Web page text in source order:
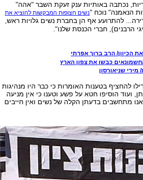
נכתבה באותיות ענק זעקת השבר "אהה"
הנאמנה" נוכח "נשים חצופות המבקשות להוציא את
להתרועע אף הן בחברת נשים גלויות ראש,
הרבנים), חברי הכנסת שלנו".
כבשו את צפון הארץ
שניאורסון
להחציף בטענות האומרות כי כבר היו מנהיגות
ועוד הוסיפו חטא על פשע וטענו כי אין מניעה
מתחשבים בדעתן הקלה של נשים ואין חייבים